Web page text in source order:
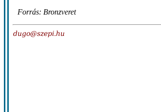
Forrás: Bronzveret